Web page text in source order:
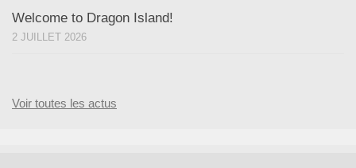
Welcome to Dragon Island!
2 JUILLET 2026
Voir toutes les actus